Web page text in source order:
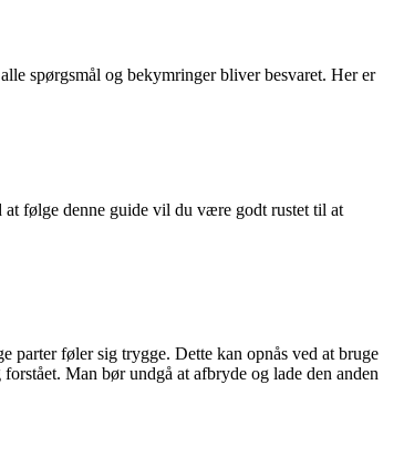
spørgsmål og bekymringer bliver besvaret. Her er
følge denne guide vil du være godt rustet til at
parter føler sig trygge. Dette kan opnås ved at bruge
Man bør undgå at afbryde og lade den anden